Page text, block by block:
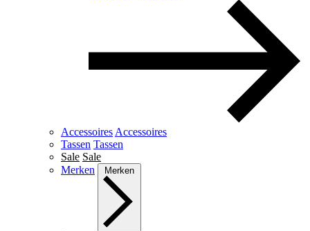
Accessoires Accessoires
Tassen Tassen
Sale Sale
Merken
Merken